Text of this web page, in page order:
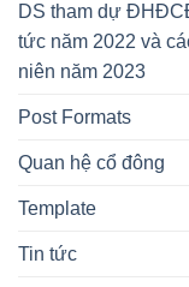
DS tham dự
tức năm 2022 và
niên năm 2023
Post Formats
Quan hệ cổ đông
Template
Tin tức